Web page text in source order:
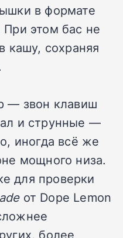
в формате
этом бас не
кашу, сохраняя
— звон клавиш
и струнные —
иногда всё же
мощного низа.
для проверки
от Dope Lemon
более